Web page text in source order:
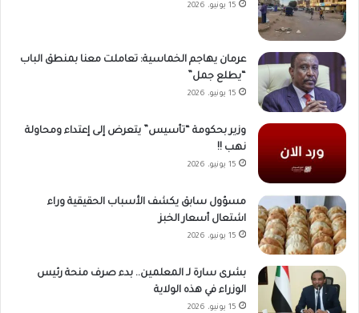
15 يونيو، 2026
عرمان يهاجم الخماسية: تعاملت معنا بمنطق الباب
“يطلع جمل”
15 يونيو، 2026
وزير بحكومة “تأسيس” يتعرض إلى إعتداء ومحاولة
نهب !!
15 يونيو، 2026
مسؤول سابق يكشف الأسباب الحقيقية وراء
اشتعال أسعار الخبز
15 يونيو، 2026
بشرى سارة لـ المعلمين.. بدء صرف منحة رئيس
الوزراء في هذه الولاية
15 يونيو، 2026